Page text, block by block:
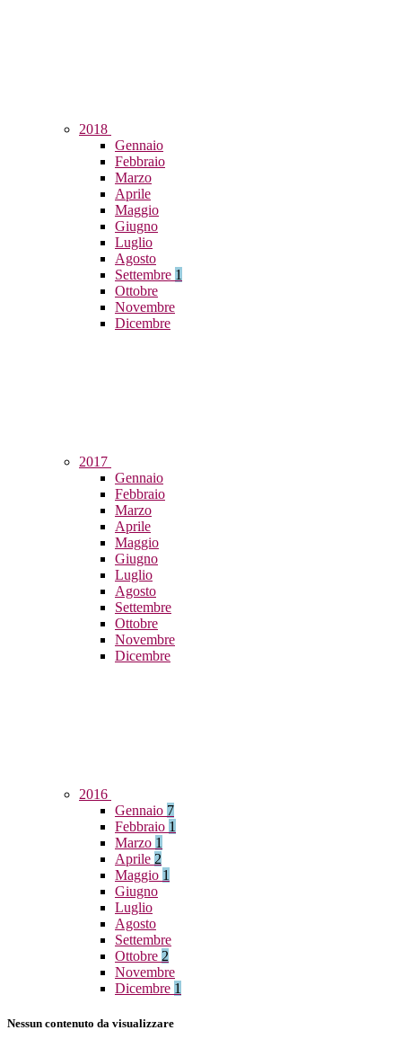
2018
Gennaio
Febbraio
Marzo
Aprile
Maggio
Giugno
Luglio
Agosto
Settembre 1
Ottobre
Novembre
Dicembre
2017
Gennaio
Febbraio
Marzo
Aprile
Maggio
Giugno
Luglio
Agosto
Settembre
Ottobre
Novembre
Dicembre
2016
Gennaio 7
Febbraio 1
Marzo 1
Aprile 2
Maggio 1
Giugno
Luglio
Agosto
Settembre
Ottobre 2
Novembre
Dicembre 1
Nessun contenuto da visualizzare